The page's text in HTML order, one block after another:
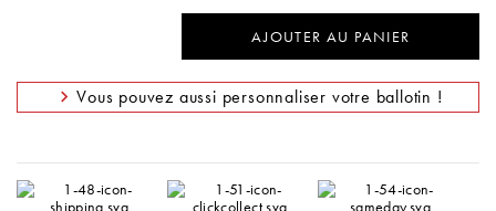
AJOUTER AU PANIER
Vous pouvez aussi personnaliser votre ballotin !